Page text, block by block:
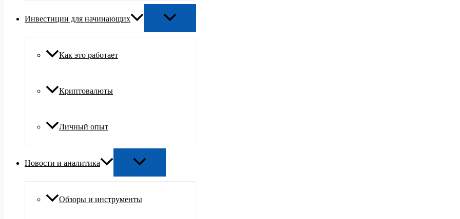
Инвестиции для начинающих
Как это работает
Криптовалюты
Личный опыт
Новости и аналитика
Обзоры и инструменты